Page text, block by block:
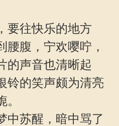
要往快乐的地方
腰腹，宁欢嘤咛，
的声音也清晰起
铃的笑声颇为清亮
苏醒，暗中骂了